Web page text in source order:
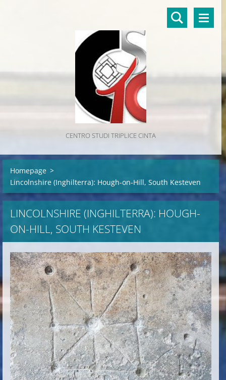
CENTRO STUDI TRIPLICE CINTA
Homepage >
Lincolnshire (Inghilterra): Hough-on-Hill, South Kesteven
LINCOLNSHIRE (INGHILTERRA): HOUGH-
ON-HILL, SOUTH KESTEVEN